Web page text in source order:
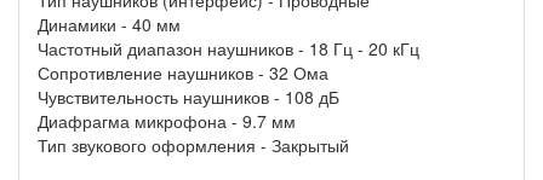
Динамики - 40 мм
Частотный диапазон наушников - 18 Гц - 20 кГц
Сопротивление наушников - 32 Ома
Чувствительность наушников - 108 дБ
Диафрагма микрофона - 9.7 мм
Тип звукового оформления - Закрытый